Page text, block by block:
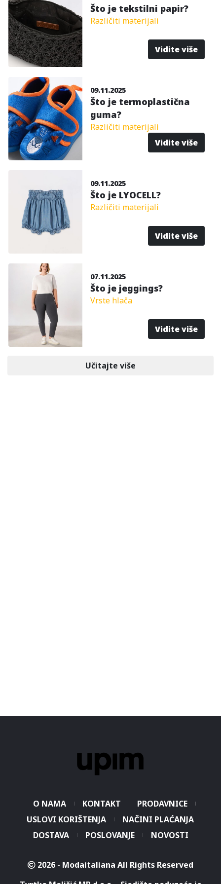
Što je tekstilni papir?
Različiti materijali
Vidite više
09.11.2025
Što je termoplastična
guma?
Različiti materijali
Vidite više
09.11.2025
Što je LYOCELL?
Različiti materijali
Vidite više
07.11.2025
Što je jeggings?
Vrste hlača
Vidite više
Učitajte više
O NAMA KONTAKT
PRODAVNICE
USLOVI KORIŠTENJA
NAČINI PLAĆANJA
DOSTAVA
POSLOVANJE NOVOSTI
2026 - Modaitaliana All Rights Reserved